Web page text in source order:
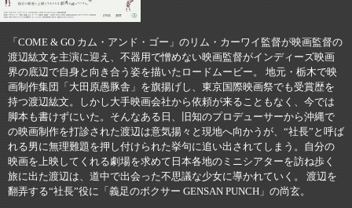
「COME & GO カム・アンド・ゴー」のリム・カーワイ監督が映画監督の
渡辺紘文を主演に迎え、不器用で憎めない映画監督がインディーズ映画
界の底辺で自身と向き合う姿を描いたロードムービー。 地元・栃木で映
画制作集団「大田原愚豚舎」を旗揚げし、東京国際映画祭でも受賞歴を
持つ渡辺紘文。しかし大手映画会社から依頼が来ることもなく、今では
脚本も書けずにいた。そんなある日、旧知のプロデューサーから沖縄で
の映画制作を打診された渡辺は意気揚々と現地へ向かうが、“社長”と呼ば
れる男に無理難題を押し付けられた挙句に追い出されてしまう。自分の
映画を上映してくれる劇場を求めて日本各地のミニシアターを訪ね歩く
旅に出た渡辺は、道中で出会った不思議な少女に導かれていく。 渡辺を
翻弄する“社長”役に「義足のボクサー GENSAN PUNCH」の尚玄。